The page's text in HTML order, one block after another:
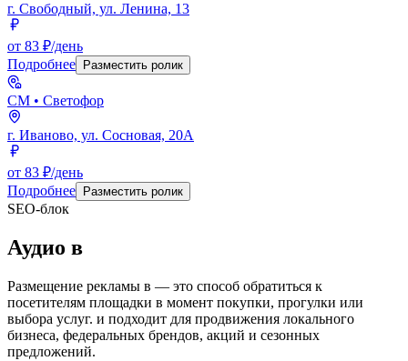
г. Свободный, ул. Ленина, 13
от 83 ₽/день
Подробнее
Разместить ролик
СМ • Светофор
г. Иваново, ул. Сосновая, 20А
от 83 ₽/день
Подробнее
Разместить ролик
SEO-блок
Аудио в
Размещение рекламы в — это способ обратиться к
посетителям площадки в момент покупки, прогулки или
выбора услуг. и подходит для продвижения локального
бизнеса, федеральных брендов, акций и сезонных
предложений.